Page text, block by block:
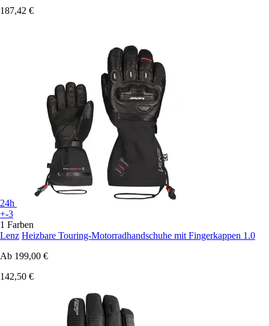
187,42 €
24h
+-3
1 Farben
Lenz Heizbare Touring-Motorradhandschuhe mit Fingerkappen 1.0
Ab 199,00 €
142,50 €